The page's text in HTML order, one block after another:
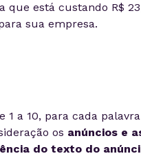
que está custando R$
sua empresa.
1 a 10, para cada
os anúncios e
do texto do